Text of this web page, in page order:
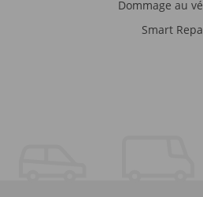
Dommage au
Smart